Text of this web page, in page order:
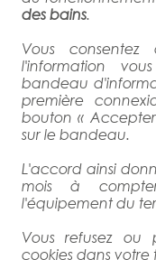
des bains.
Vous
l'information
bandeau
première
bouton «
sur le bandeau.
L'accord ainsi
mois à
l'équipement du
Vous refusez ou
cookies dans